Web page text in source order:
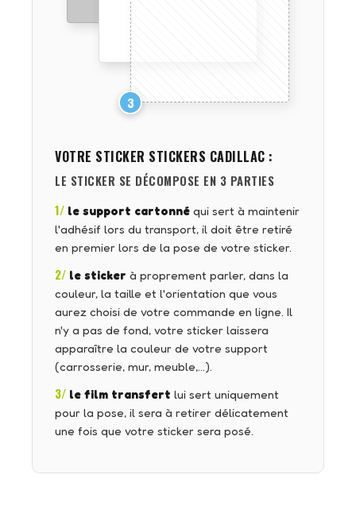
3
VOTRE STICKER STICKERS CADILLAC :
LE STICKER SE DÉCOMPOSE EN 3 PARTIES
1/ le support cartonné qui sert à maintenir
l'adhésif lors du transport, il doit être retiré
en premier lors de la pose de votre sticker.
2/ le sticker à proprement parler, dans la
couleur, la taille et l'orientation que vous
aurez choisi de votre commande en ligne. Il
n'y a pas de fond, votre sticker laissera
apparaître la couleur de votre support
(carrosserie, mur, meuble,…).
3/ le film transfert lui sert uniquement
pour la pose, il sera à retirer délicatement
une fois que votre sticker sera posé.